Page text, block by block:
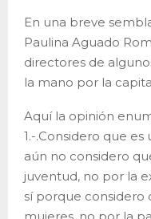
En una breve
Paulina Aguado
directores de
la mano por la
Aquí la opinión
1.-.Considero que
aún no considero
juventud, no por la
sí porque considero